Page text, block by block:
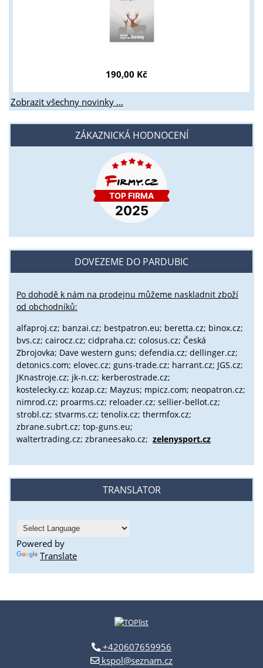
190,00 Kč
Zobrazit všechny novinky ...
ZÁKAZNICKÁ HODNOCENÍ
DOVEZEME DO PARDUBIC
Po dohodě k nám na prodejnu můžeme naskladnit zboží
od obchodníků:
alfaproj.cz; banzai.cz; bestpatron.eu; beretta.cz; binox.cz;
bvs.cz; cairocz.cz; cidpraha.cz; colosus.cz; Česká
Zbrojovka; Dave western guns; defendia.cz; dellinger.cz;
detonics.com; elovec.cz; guns-trade.cz; harrant.cz; JGS.cz;
JKnastroje.cz; jk-n.cz; kerberostrade.cz;
kostelecky.cz; kozap.cz; Mayzus; mpicz.com; neopatron.cz;
nimrod.cz; proarms.cz; reloader.cz; sellier-bellot.cz;
strobl.cz; stvarms.cz; tenolix.cz; thermfox.cz;
zbrane.subrt.cz; top-guns.eu;
waltertrading.cz; zbraneesako.cz; zelenysport.cz
TRANSLATOR
Powered by
Translate
+420607659956
kspol@seznam.cz